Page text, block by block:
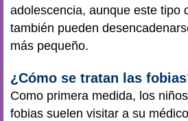
adolescencia, aunque este tipo
también pueden
más pequeño.
¿Cómo se tratan las
Como primera medida, los
fobias suelen visitar a su